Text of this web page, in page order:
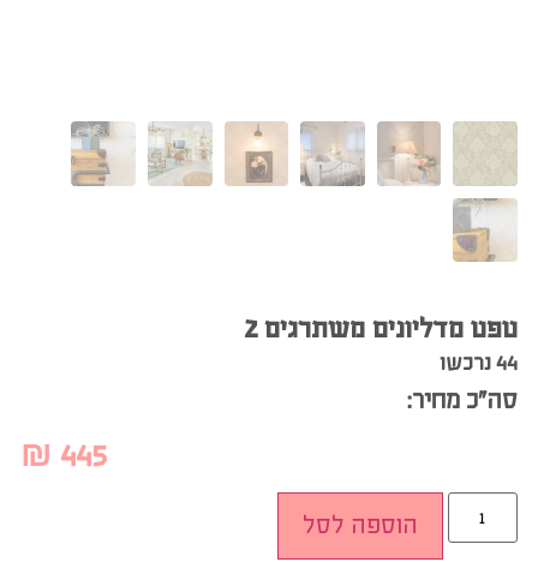
טפט מדליונים משתרגים 2
44 נרכשו
סה”כ מחיר:
₪ 445
הוספה לסל